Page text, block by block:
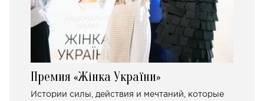
Премия «Жінка України»
Истории силы, действия и мечтаний, которые